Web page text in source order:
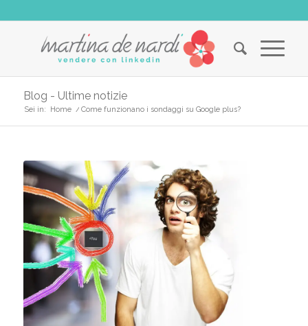
Blog - Ultime notizie
Sei in: Home / Come funzionano i sondaggi su Google plus?